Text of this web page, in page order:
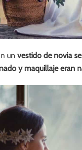
un vestido de novia
y maquillaje eran